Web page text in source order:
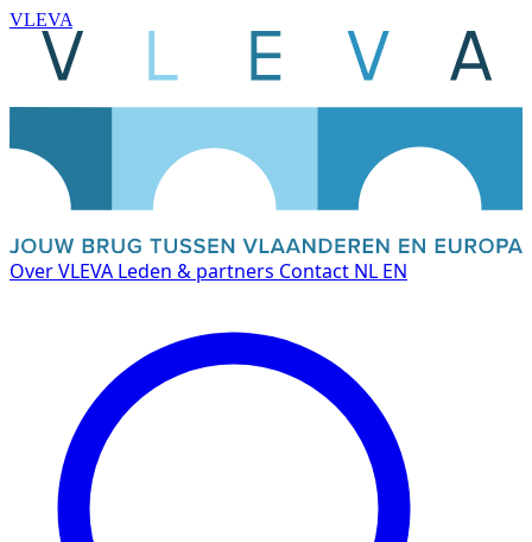
VLEVA
Over VLEVA Leden & partners Contact NL EN